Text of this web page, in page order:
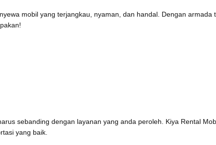
mobil yang terjangkau, nyaman, dan handal. Dengan armada
sebanding dengan layanan yang anda peroleh. Kiya Rental
yang baik.